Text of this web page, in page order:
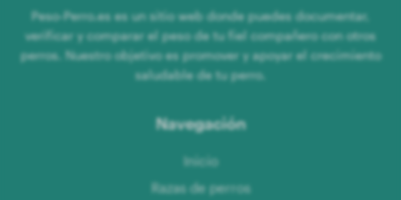
Peso-Perro.es es un sitio web donde puedes documentar,
verificar y comparar el peso de tu fiel compañero con otros
perros. Nuestro objetivo es promover y apoyar el crecimiento
saludable de tu perro.
Navegación
Inicio
Razas de perros